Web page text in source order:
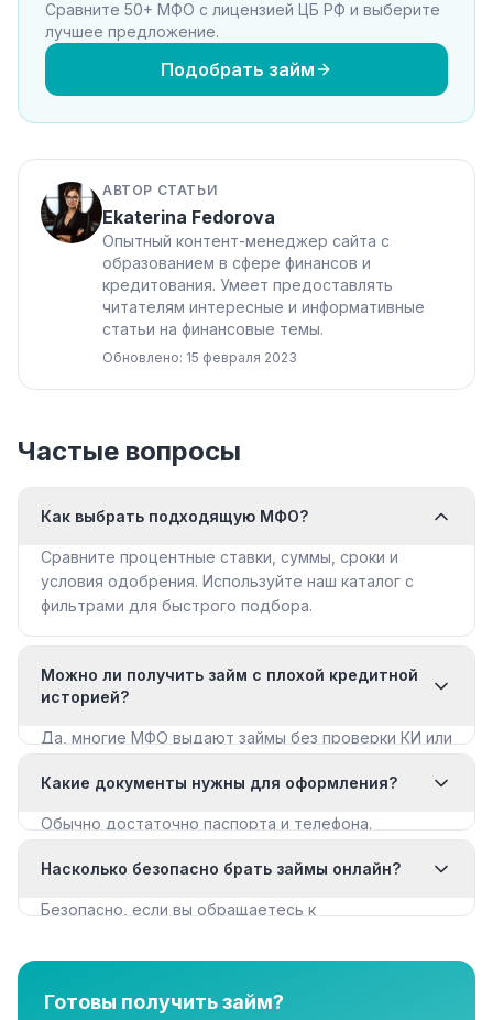
Сравните 50+ МФО с лицензией ЦБ РФ и выберите
лучшее предложение.
Подобрать займ
АВТОР СТАТЬИ
Ekaterina Fedorova
Опытный контент-менеджер сайта с
образованием в сфере финансов и
кредитования. Умеет предоставлять
читателям интересные и информативные
статьи на финансовые темы.
Обновлено: 15 февраля 2023
Частые вопросы
Как выбрать подходящую МФО?
Сравните процентные ставки, суммы, сроки и
условия одобрения. Используйте наш каталог с
фильтрами для быстрого подбора.
Можно ли получить займ с плохой кредитной
историей?
Да, многие МФО выдают займы без проверки КИ или
с плохой КИ».
Какие документы нужны для оформления?
Обычно достаточно паспорта и телефона.
документы для крупных сумм.
Насколько безопасно брать займы онлайн?
Безопасно, если вы обращаетесь к
организации в нашем каталоге имеют лицензию.
Готовы получить займ?